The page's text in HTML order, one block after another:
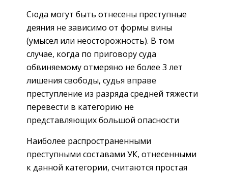
Сюда могут быть отнесены преступные
деяния не зависимо от формы вины
(умысел или неосторожность). В том
случае, когда по приговору суда
обвиняемому отмеряно не более 3 лет
лишения свободы, судья вправе
преступление из разряда средней тяжести
перевести в категорию не
представляющих большой опасности
Наиболее распространенными
преступными составами УК, отнесенными
к данной категории, считаются простая